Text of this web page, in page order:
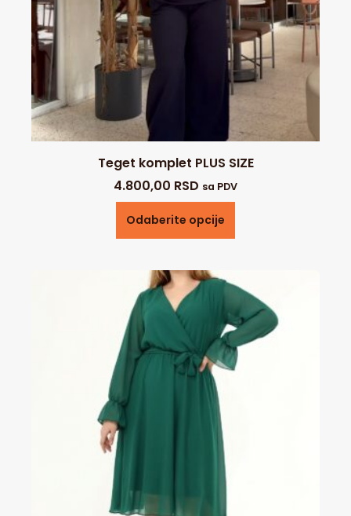
Teget komplet PLUS SIZE
4.800,00 RSD sa PDV
Odaberite opcije